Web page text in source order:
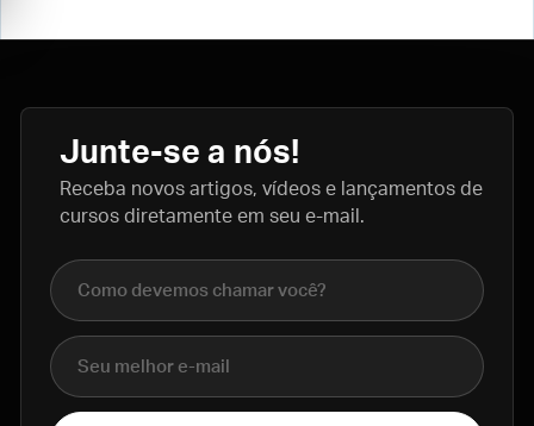
Junte-se a nós!
Receba novos artigos, vídeos e lançamentos de
cursos diretamente em seu e-mail.
Nome completo
E-mail